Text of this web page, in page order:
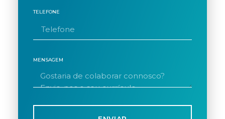
TELEFONE
MENSAGEM